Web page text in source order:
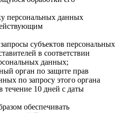
персональных данных
субъектов персональных
в соответствии
данных;
орган по защите прав
по запросу этого органа
10 дней с даты
обеспечивать